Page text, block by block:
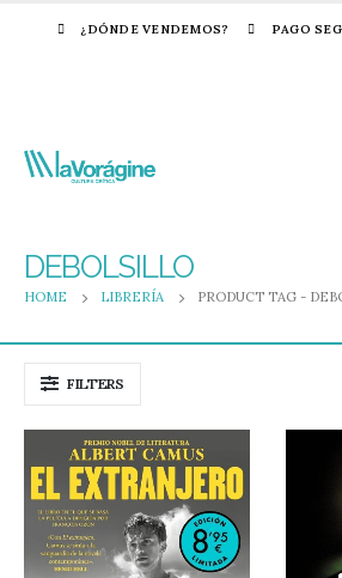
¿DÓNDE VENDEMOS? PAGO
DEBOLSILLO
HOME LIBRERÍA PRODUCT TAG -
FILTERS